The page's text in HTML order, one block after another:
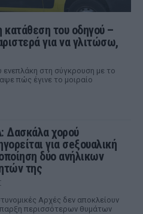
κατάθεση του οδηγού –
για να γλιτώσω,
στη σύγκρουση με το
πώς έγινε το μοιραίο
Δασκάλα χορού
για σeξουαλική
δύο ανήλικων
της
Αρχές δεν αποκλείουν
περισσότερων θυμάτων